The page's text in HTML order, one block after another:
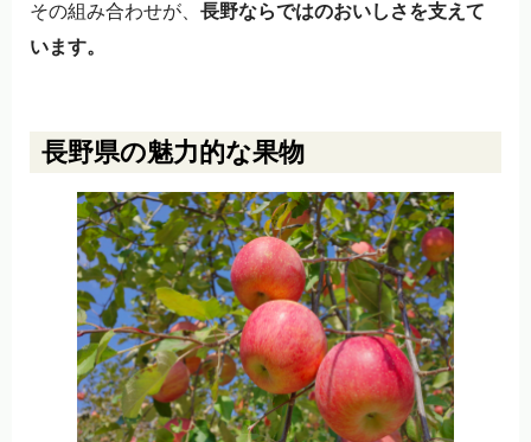
その組み合わせが、 長野ならではのおいしさを支えて
います。
長野県の魅力的な果物